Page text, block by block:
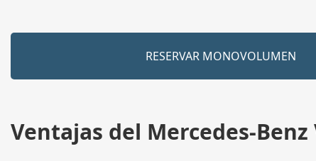
RESERVAR MONOVOLUMEN
Ventajas del Mercedes-